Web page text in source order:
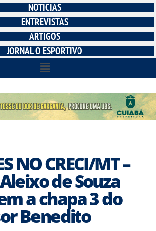
NOTÍCIAS
ENTREVISTAS
ARTIGOS
JORNAL O ESPORTIVO
NO CRECI/MT –
de Souza
a chapa 3 do
Benedito